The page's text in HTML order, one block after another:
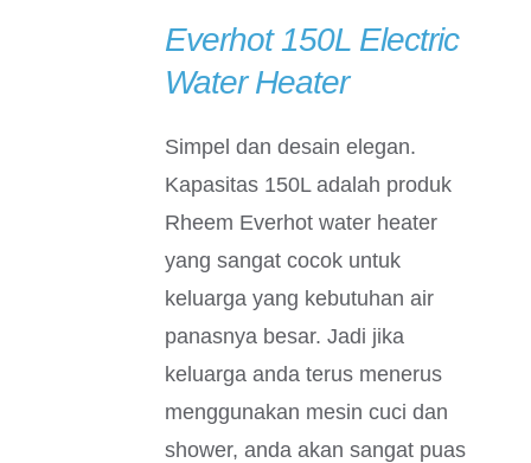
Everhot 150L Electric
Water Heater
Simpel dan desain elegan.
Kapasitas 150L adalah produk
Rheem Everhot water heater
yang sangat cocok untuk
keluarga yang kebutuhan air
panasnya besar. Jadi jika
keluarga anda terus menerus
menggunakan mesin cuci dan
shower, anda akan sangat puas